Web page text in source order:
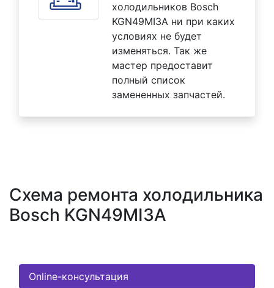
холодильников Bosch
KGN49MI3A ни при каких
условиях не будет
изменяться. Так же
мастер предоставит
полный список
замененных запчастей.
Схема ремонта холодильника
Bosch KGN49MI3A
Online-консультация